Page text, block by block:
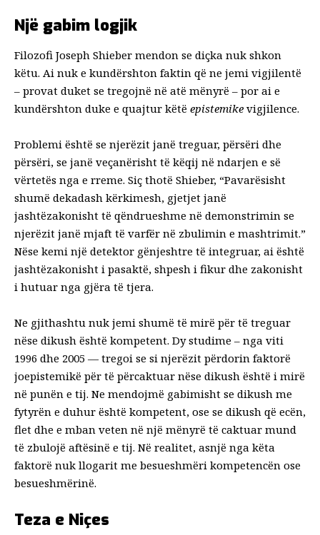
Një gabim logjik
Filozofi Joseph Shieber mendon se diçka nuk shkon
këtu. Ai nuk e kundërshton faktin që ne jemi vigjilentë
– provat duket se tregojnë në atë mënyrë – por ai e
kundërshton duke e quajtur këtë epistemike vigjilence.
Problemi është se njerëzit janë treguar, përsëri dhe
përsëri, se janë veçanërisht të këqij në ndarjen e së
vërtetës nga e rreme. Siç thotë Shieber, “Pavarësisht
shumë dekadash kërkimesh, gjetjet janë
jashtëzakonisht të qëndrueshme në demonstrimin se
njerëzit janë mjaft të varfër në zbulimin e mashtrimit.”
Nëse kemi një detektor gënjeshtre të integruar, ai është
jashtëzakonisht i pasaktë, shpesh i fikur dhe zakonisht
i hutuar nga gjëra të tjera.
Ne gjithashtu nuk jemi shumë të mirë për të treguar
nëse dikush është kompetent. Dy studime – nga viti
1996 dhe 2005 — tregoi se si njerëzit përdorin faktorë
joepistemikë për të përcaktuar nëse dikush është i mirë
në punën e tij. Ne mendojmë gabimisht se dikush me
fytyrën e duhur është kompetent, ose se dikush që ecën,
flet dhe e mban veten në një mënyrë të caktuar mund
të zbulojë aftësinë e tij. Në realitet, asnjë nga këta
faktorë nuk llogarit me besueshmëri kompetencën ose
besueshmërinë.
Teza e Niçes